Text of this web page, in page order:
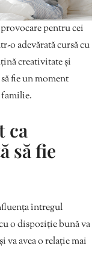
pentru cei
o adevărată cursă cu
creativitate și
fie un moment
familie.
ca
să fie
întregul
o dispoziție bună va
va avea o relație mai